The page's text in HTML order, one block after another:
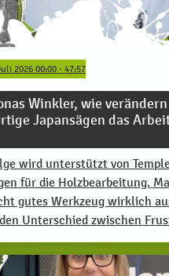
2026 00:00 · 47:57
Winkler, wie verändern
Japansägen das
wird unterstützt von
für die Holzbearbeitung.
gutes Werkzeug wirklich
Unterschied zwischen